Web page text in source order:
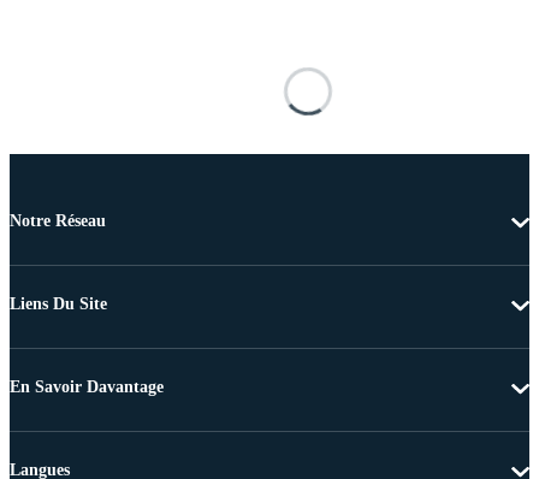
Notre Réseau
Liens Du Site
En Savoir Davantage
Langues